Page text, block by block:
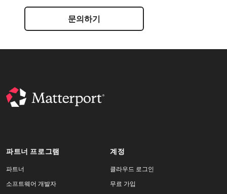
문의하기
파트너 프로그램
파트너
소프트웨어 개발자
계정
클라우드 로그인
무료 가입